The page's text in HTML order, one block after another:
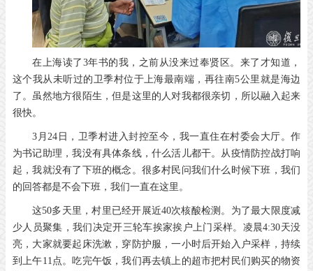
在上海读了3年书的我，之前从没来过奉贤区。来了才知道，
这个我从未听过的卫季村位于上海最南端，再往南5公里就是海边
了。虽然地方很陌生，但是这里的人对我都很亲切，所以融入起来
很快。
3月24日，卫季村进入封控至今，我一直住在村委会大厅。作
为书记助理，我没有具体条线，什么活儿都干。从疫情防控战打响
起，我就没有了下班的概念。很多村民问我们什么时候下班，我们
的回答都是不会下班，我们一直在这里。
这50多天里，村里已经开展近40次核酸检测。为了最大限度减
少人员聚集，我们决定开三轮车挨家挨户上门采样。凌晨4:30天没
亮，大家就要起床洗漱，穿防护服，一小时后开始入户采样，持续
到上午11点。吃完午饭，我们再去镇上的超市把村民们购买的物资